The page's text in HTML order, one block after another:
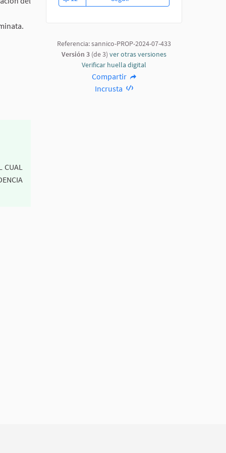
CUAL
12 seguidoras
Referencia: sannico-PROP-2024-07-433
Versión 3 (de 3) ver otras versiones
Verificar huella digital
Compartir
Incrusta